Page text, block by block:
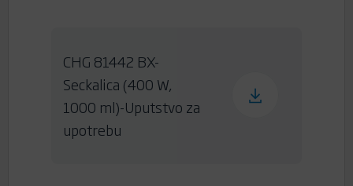
CHG 81442 BX-
Seckalica (400 W,
1000 ml)-Uputstvo za
upotrebu